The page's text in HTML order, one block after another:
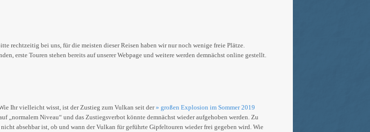
rechtzeitig bei uns, für die meisten dieser Reisen haben wir nur noch wenige freie Plätze.
erste Touren stehen bereits auf unserer Webpage und weitere werden demnächst online gestellt.
Ihr vielleicht wisst, ist der Zustieg zum Vulkan seit der» großen Explosion im Sommer 2019
Niveau“ und das Zustiegsverbot könnte demnächst wieder aufgehoben werden. Zu
absehbar ist, ob und wann der Vulkan für geführte Gipfeltouren wieder frei gegeben wird. Wie